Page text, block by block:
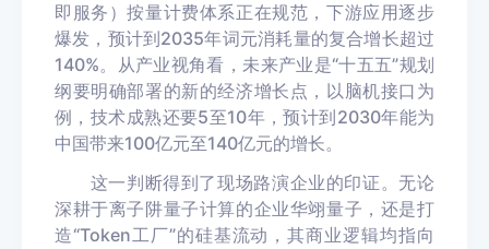
即服务）按量计费体系正在规范，下游应用逐步
爆发，预计到2035年词元消耗量的复合增长超过
140%。从产业视角看，未来产业是“十五五”规划
纲要明确部署的新的经济增长点，以脑机接口为
例，技术成熟还要5至10年，预计到2030年能为
中国带来100亿元至140亿元的增长。
这一判断得到了现场路演企业的印证。无论
深耕于离子阱量子计算的企业华翊量子，还是打
造“Token工厂”的硅基流动，其商业逻辑均指向